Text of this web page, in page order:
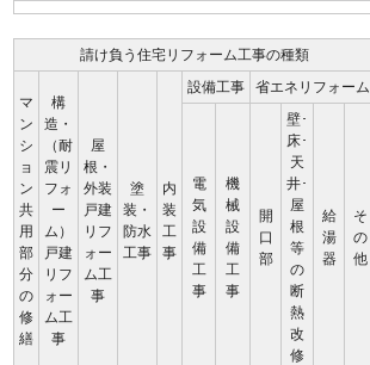
請け負う住宅リフォーム工事の種類
マ
ン
シ
ョ
ン
共
用
部
分
の
修
繕
構
造・
（耐
震リ
フォ
ー
ム）
戸建
リフ
ォー
ム工
事
屋
根・
外装
戸建
リフ
ォー
ム工
事
塗
装・
防水
工事
内
装
工
事
設備工事 省エネリフォーム
電
気
設
備
工
事
機
械
設
備
工
事
開
口
部
壁･
床･
天
井･
屋
根
等
の
断
熱
改
修
給
湯
器
そ
の
他